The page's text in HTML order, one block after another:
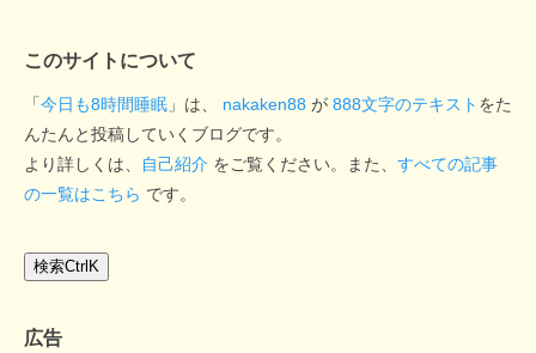
このサイトについて
「今日も8時間睡眠 」は、 nakaken88 が 888文字のテキスト をた
んたんと投稿していくブログです。
より詳しくは、
自己紹介 をご覧ください。また、 すべての記事
の一覧はこちら です。
検索Ctrl K
広告